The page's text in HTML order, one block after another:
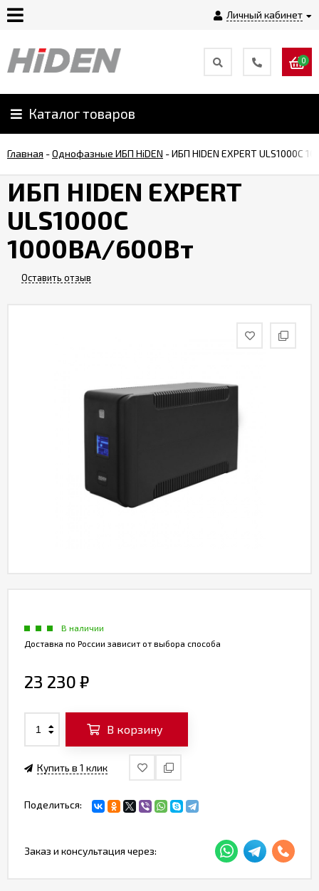
Личный кабинет
Главная
О
Оплата
Монтаж
0
Каталог товаров
Главная -Однофазные ИБП HiDEN -ИБП HIDEN EXPERT ULS1000C
ИБП HIDEN EXPERT
ULS1000C
1000ВА/600Вт
Оставить отзыв
В наличии
Доставка по России зависит от выбора способа
23 230 ₽
В корзину
Купить в 1 клик
Поделиться:
Заказ и консультация через: